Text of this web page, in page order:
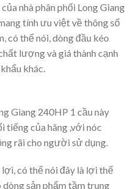
nhà phân phối Long Giang
tính ưu việt về thông số
có thể nói, dòng đầu kéo
lượng và giá thành cạnh
khác.
Giang 240HP 1 cầu này
tiếng của hãng ,với nóc
rãi cho người sử dụng.
có thể nói đây là lợi thế
sản phẩm tầm trung